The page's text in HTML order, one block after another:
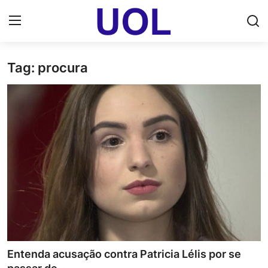
Login
UOL Email Entrar
UOL ADS
Uol pt Bate Papo Gratis
Economia
Dólar Cotação de Hoje
Tag: procura
Entenda acusação contra Patricia Lélis por se